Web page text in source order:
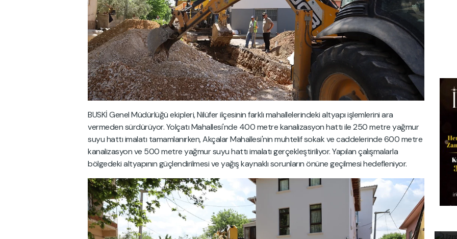
BUSKİ Genel Müdürlüğü ekipleri, Nilüfer ilçesinin farklı mahallelerindeki altyapı işlemlerini ara
vermeden sürdürüyor. Yolçatı Mahallesi'nde 400 metre kanalizasyon hattı ile 250 metre yağmur
suyu hattı imalatı tamamlanırken, Akçalar Mahallesi'nin muhtelif sokak ve caddelerinde 600 metre
kanalizasyon ve 500 metre yağmur suyu hattı imalatı gerçekleştiriliyor. Yapılan çalışmalarla
bölgedeki altyapının güçlendirilmesi ve yağış kaynaklı sorunların önüne geçilmesi hedefleniyor.